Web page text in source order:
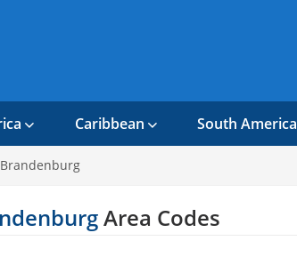
Caribbean South America
Area Codes